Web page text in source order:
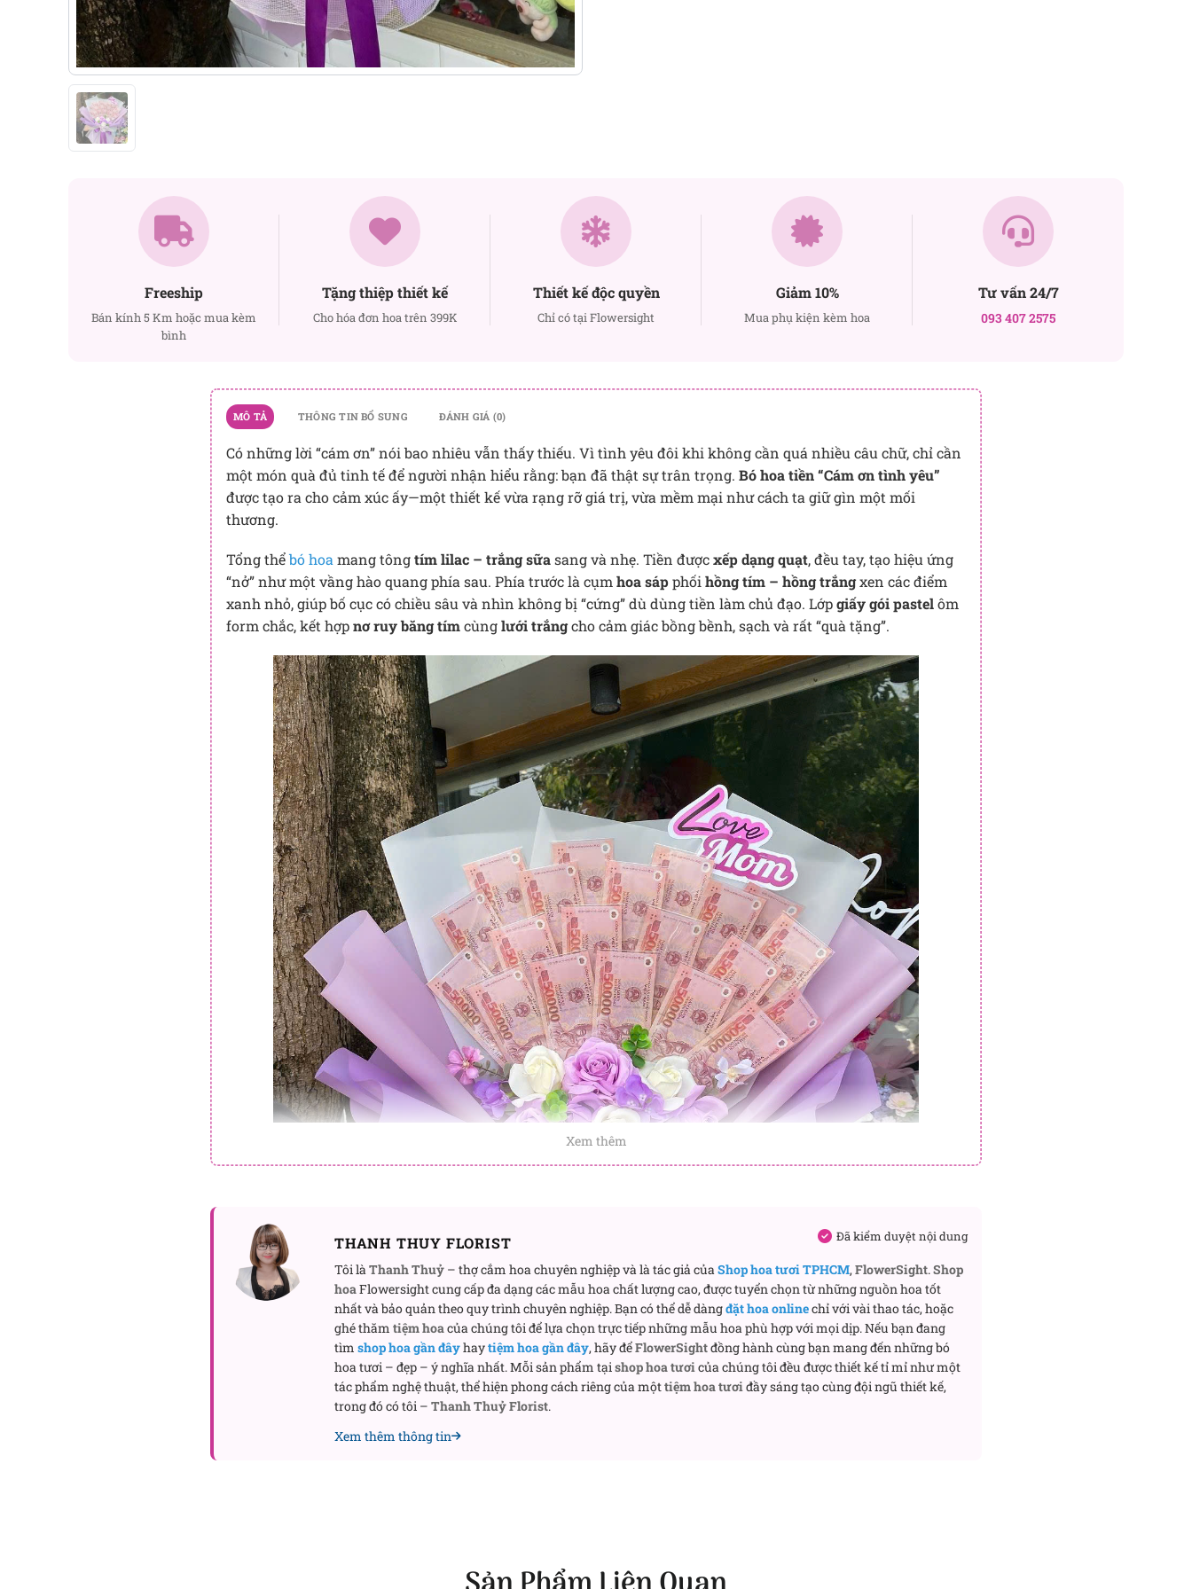
Freeship
Bán kính 5 Km hoặc mua kèm
bình
Tặng thiệp thiết kế
Cho hóa đơn hoa trên 399K
Thiết kế độc quyền
Chỉ có tại Flowersight
Giảm 10%
Mua phụ kiện kèm hoa
Tư vấn 24/7
093 407 2575
MÔ TẢ THÔNG TIN BỔ SUNG ĐÁNH GIÁ (0)
Có những lời “cám ơn” nói bao nhiêu vẫn thấy thiếu. Vì tình yêu đôi khi không cần quá nhiều câu chữ, chỉ cần
một món quà đủ tinh tế để người nhận hiểu rằng: bạn đã thật sự trân trọng. Bó hoa tiền “Cám ơn tình yêu”
được tạo ra cho cảm xúc ấy—một thiết kế vừa rạng rỡ giá trị, vừa mềm mại như cách ta giữ gìn một mối
thương.
Tổng thểbó hoamang tôngtím lilac – trắng sữasang và nhẹ. Tiền đượcxếp dạng quạt, đều tay, tạo hiệu ứng
“nở” như một vầng hào quang phía sau. Phía trước là cụmhoa sápphốihồng tím – hồng trắngxen các điểm
xanh nhỏ, giúp bố cục có chiều sâu và nhìn không bị “cứng” dù dùng tiền làm chủ đạo. Lớpgiấy gói pastelôm
form chắc, kết hợpnơ ruy băng tímcùnglưới trắngcho cảm giác bồng bềnh, sạch và rất “quà tặng”.
Tùy chỉnh để bó hoa đúng “tình yêu” của bạn
Xem thêm
THANH THUY FLORIST Đã kiểm duyệt nội dung
Tôi làThanh Thuỷ – thợ cắm hoa chuyên nghiệp và là tác giả củaShop hoa tươi TPHCM,FlowerSight.Shop
hoaFlowersight cung cấp đa dạng các mẫu hoa chất lượng cao, được tuyển chọn từ những nguồn hoa tốt
nhất và bảo quản theo quy trình chuyên nghiệp. Bạn có thể dễ dàngđặt hoa onlinechỉ với vài thao tác, hoặc
ghé thăm tiệm hoacủa chúng tôi để lựa chọn trực tiếp những mẫu hoa phù hợp với mọi dịp. Nếu bạn đang
tìm shop hoa gần đâyhaytiệm hoa gần đây, hãy đểFlowerSightđồng hành cùng bạn mang đến những bó
hoa tươi – đẹp – ý nghĩa nhất. Mỗi sản phẩm tạishop hoa tươicủa chúng tôi đều được thiết kế tỉ mỉ như một
tác phẩm nghệ thuật, thể hiện phong cách riêng của mộttiệm hoa tươiđầy sáng tạo cùng đội ngũ thiết kế,
trong đó có tôi – Thanh Thuỷ Florist.
Xem thêm thông tin